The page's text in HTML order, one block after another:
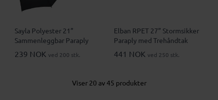
Sayla Polyester 21”
Sammenleggbar Paraply
239 NOK ved 200 stk.
Elban RPET 27” Stormsikker
Paraply med Trehåndtak
441 NOK ved 250 stk.
Viser 20 av 45 produkter